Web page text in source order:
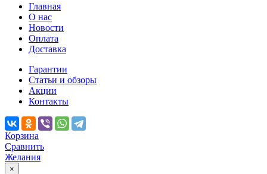
Главная
О нас
Новости
Оплата
Доставка
Гарантии
Статьи и обзоры
Акции
Контакты
Корзина
Сравнить
Желания
×